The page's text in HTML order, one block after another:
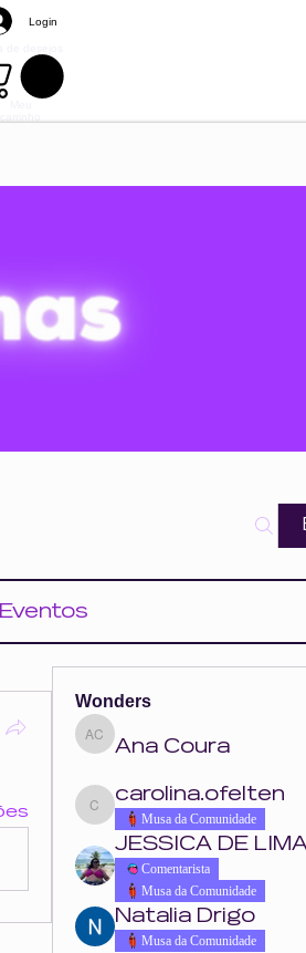
Login
Eventos
Wonders
Ana Coura
Ana Coura
carolina.ofelten
carolina.ofelten
Musa da Comunidade
JESSICA DE LIMA
Comentarista
Musa da Comunidade
Natalia Drigo
Musa da Comunidade